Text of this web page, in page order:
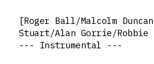
[Roger Ball/Malcolm
Stuart/Alan Gorrie/Robbie
--- Instrumental ---